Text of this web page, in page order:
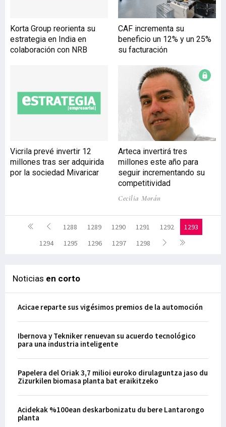
Korta Group reorienta su
estrategia en India en
colaboración con NRB
CAF incrementa su
beneficio un 12% y un 25%
su facturación
Vicrila prevé invertir 12
millones tras ser adquirida
por la sociedad Mivaricar
Arteca invertirá tres
millones este año para
seguir incrementando su
competitividad
Cecilia Morán
1288 1289 1290 1291 1292
1293
1294
1295 1296 1297 1298
Noticias en corto
Acicae reparte sus vigésimos premios de la automoción
Ibernova y Tekniker renuevan su acuerdo tecnológico
para una industria inteligente
Papelera del Oriak 3,7 milioi euroko dirulaguntza jaso du
Zizurkilen biomasa planta bat eraikitzeko
Acidekak %100ean deskarbonizatu du bere Lantarongo
planta